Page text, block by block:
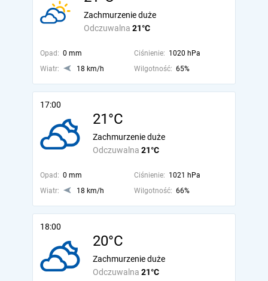
Odczuwalna 21°C
Zachmurzenie duże
Opad: 0 mm Ciśnienie: 1020 hPa
Wiatr:
18 km/h Wilgotność: 65%
17:00
21°C
Odczuwalna 21°C
Zachmurzenie duże
Opad: 0 mm Ciśnienie: 1021 hPa
Wiatr:
18 km/h Wilgotność: 66%
18:00
20°C
Odczuwalna 21°C
Zachmurzenie duże